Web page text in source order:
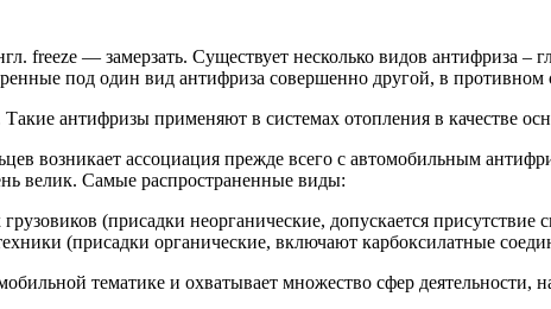
freeze — замерзать. Существует несколько видов антифриза –
под один вид антифриза совершенно другой, в
антифризы применяют в системах отопления в качестве
возникает ассоциация прежде всего с автомобильным
велик. Самые распространенные виды:
(присадки неорганические, допускается присутствие
(присадки органические, включают карбоксилатные
тематике и охватывает множество сфер деятельности,